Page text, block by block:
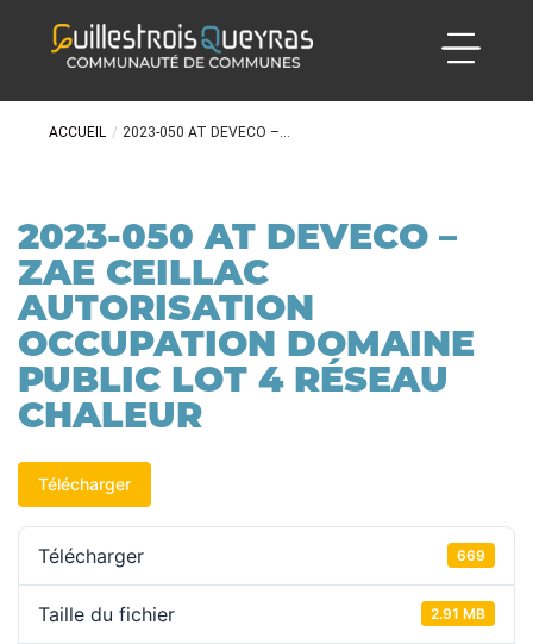
ACCUEIL / 2023-050 AT DEVECO –...
2023-050 AT DEVECO –
ZAE CEILLAC
AUTORISATION
OCCUPATION DOMAINE
PUBLIC LOT 4 RÉSEAU
CHALEUR
Télécharger
Télécharger 669
Taille du fichier 2.91 MB